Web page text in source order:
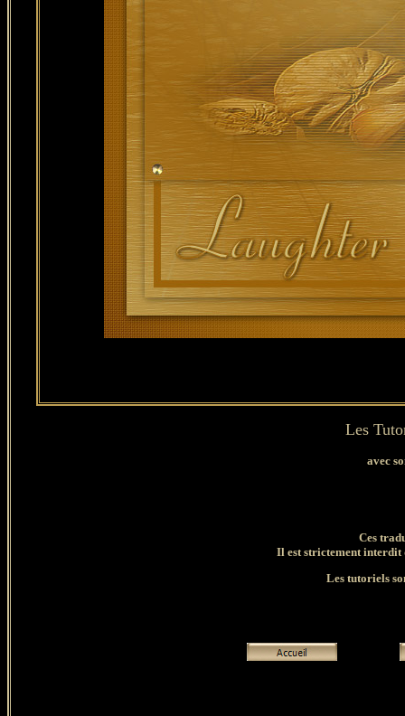
Les
avec
Ces
Il est strictement interdit
Les tutoriels